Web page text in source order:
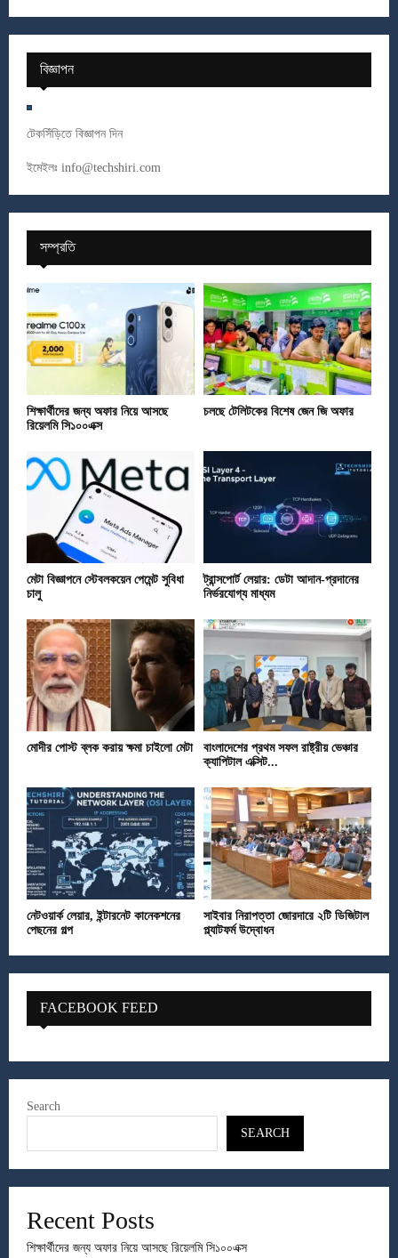
বিজ্ঞাপন
টেকসিঁড়িতে বিজ্ঞাপন দিন
ইমেইলঃ info@techshiri.com
সম্প্রতি
শিক্ষার্থীদের জন্য অফার নিয়ে আসছে
রিয়েলমি সি১০০এক্স
চলছে টেলিটকের বিশেষ জেন জি অফার
মেটা বিজ্ঞাপনে স্টেবলকয়েন পেমেন্ট সুবিধা
চালু
ট্রান্সপোর্ট লেয়ার: ডেটা আদান-প্রদানের
নির্ভরযোগ্য মাধ্যম
মোদীর পোস্ট ব্লক করায় ক্ষমা চাইলো মেটা
বাংলাদেশের প্রথম সফল রাষ্ট্রীয় ভেঞ্চার
ক্যাপিটাল এক্সিট...
নেটওয়ার্ক লেয়ার, ইন্টারনেট কানেকশনের
পেছনের গল্প
সাইবার নিরাপত্তা জোরদারে ২টি ডিজিটাল
প্ল্যাটফর্ম উদ্বোধন
FACEBOOK FEED
Search
SEARCH
Recent Posts
শিক্ষার্থীদের জন্য অফার নিয়ে আসছে রিয়েলমি সি১০০এক্স